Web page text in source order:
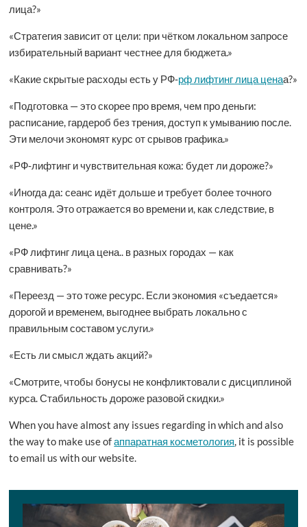
лица?»
«Стратегия зависит от цели: при чётком локальном запросе
избирательный вариант честнее для бюджета.»
«Какие скрытые расходы есть у РФ‑рф лифтинг лица ценаа?»
«Подготовка — это скорее про время, чем про деньги:
расписание, гардероб без трения, доступ к умыванию после.
Эти мелочи экономят курс от срывов графика.»
«РФ‑лифтинг и чувствительная кожа: будет ли дороже?»
«Иногда да: сеанс идёт дольше и требует более точного
контроля. Это отражается во времени и, как следствие, в
цене.»
«РФ лифтинг лица цена.. в разных городах — как
сравнивать?»
«Переезд — это тоже ресурс. Если экономия «съедается»
дорогой и временем, выгоднее выбрать локально с
правильным составом услуги.»
«Есть ли смысл ждать акций?»
«Смотрите, чтобы бонусы не конфликтовали с дисциплиной
курса. Стабильность дороже разовой скидки.»
When you have almost any issues regarding in which and also
the way to make use ofаппаратная косметология, it is possible
to email us with our website.